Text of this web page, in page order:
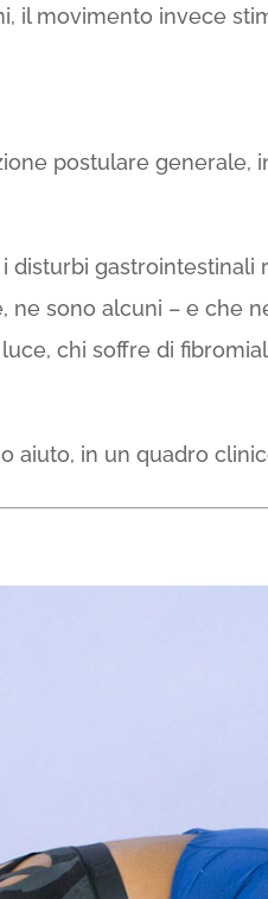
il movimento invece
postulare generale,
gastrointestinali
sono alcuni – e che
chi soffre di
aiuto, in un quadro